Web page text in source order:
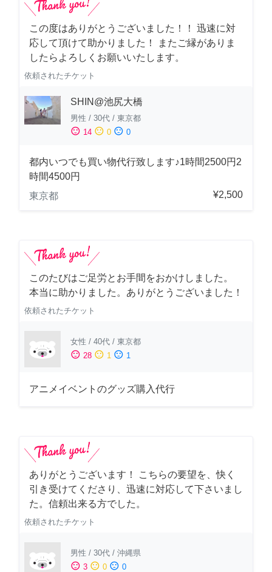
この度はありがとうございました！！ 迅速に対
応して頂けて助かりました！ またご縁がありま
したらよろしくお願いいたします。
依頼されたチケット
SHIN@池尻大橋
男性 / 30代 / 東京都
sentiment_satisfied 14 sentiment_neutral 0 sentiment_dissatisfied 0
都内いつでも買い物代行致します♪1時間2500円2
時間4500円
東京都
¥2,500
このたびはご足労とお手間をおかけしました。
本当に助かりました。ありがとうございました！
依頼されたチケット
女性 / 40代 / 東京都
sentiment_satisfied 28 sentiment_neutral 1 sentiment_dissatisfied 1
アニメイベントのグッズ購入代行
ありがとうございます！ こちらの要望を、快く
引き受けてくださり、迅速に対応して下さいまし
た。信頼出来る方でした。
依頼されたチケット
男性 / 30代 / 沖縄県
sentiment_satisfied 3 sentiment_neutral 0 sentiment_dissatisfied 0